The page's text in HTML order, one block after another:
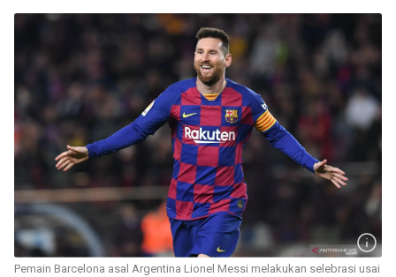
Pemain Barcelona asal Argentina Lionel Messi melakukan selebrasi usai